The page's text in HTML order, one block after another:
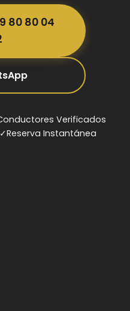
80 80 04
Verificados
✓Reserva Instantánea